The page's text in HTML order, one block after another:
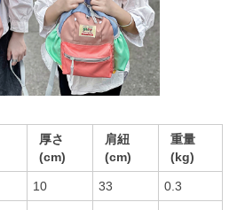
厚さ
(cm)
肩紐
(cm)
重量
(kg)
10 33 0.3